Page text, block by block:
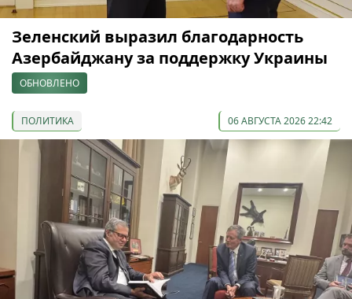
Зеленский выразил благодарность
Азербайджану за поддержку Украины
ОБНОВЛЕНО
ПОЛИТИКА 06 АВГУСТА 2026 22:42